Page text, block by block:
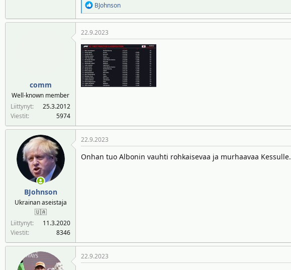
R
e
a
k
t
i
o
:
BJohnson
comm
Well-known member
Liittynyt
25.3.2012
Viestit
5974
22.9.2023
BJohnson
Ukrainan aseistaja
🇺🇦
Liittynyt
11.3.2020
Viestit
8346
22.9.2023
Onhan tuo Albonin vauhti rohkaisevaa ja murhaavaa Kessulle.
22.9.2023